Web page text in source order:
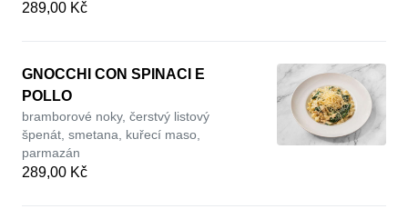
289,00 Kč
GNOCCHI CON SPINACI E
POLLO
bramborové noky, čerstvý listový
špenát, smetana, kuřecí maso,
parmazán
289,00 Kč